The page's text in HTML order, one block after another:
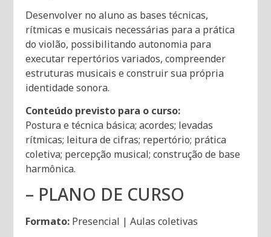
Desenvolver no aluno as bases técnicas,
rítmicas e musicais necessárias para a prática
do violão, possibilitando autonomia para
executar repertórios variados, compreender
estruturas musicais e construir sua própria
identidade sonora.
Conteúdo previsto para o curso:
Postura e técnica básica; acordes; levadas
rítmicas; leitura de cifras; repertório; prática
coletiva; percepção musical; construção de base
harmônica.
– PLANO DE CURSO
Formato: Presencial | Aulas coletivas